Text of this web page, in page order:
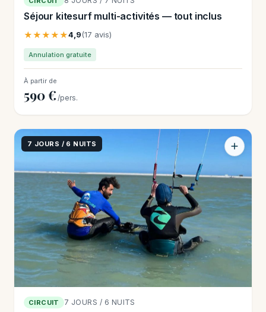
Séjour kitesurf multi-activités — tout inclus
★★★★★4,9(17 avis)
Annulation gratuite
À partir de
590 € /pers.
7 JOURS / 6 NUITS
CIRCUIT 7 JOURS / 6 NUITS